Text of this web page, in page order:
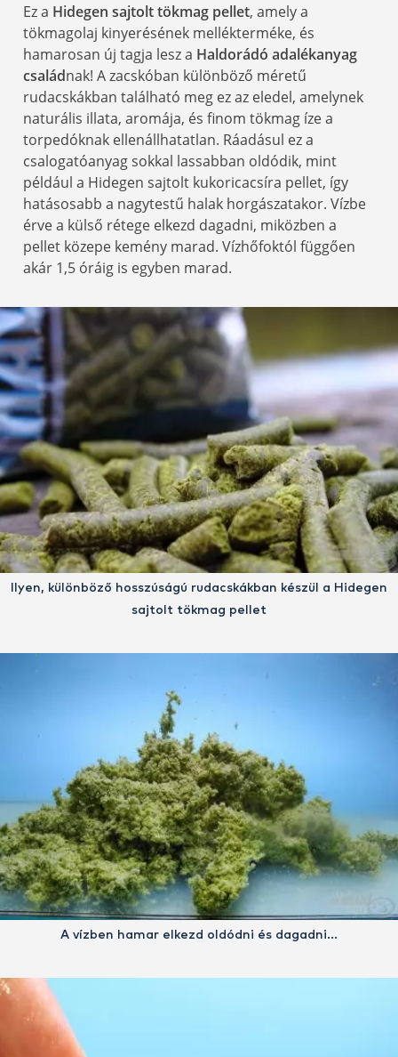
Ez a Hidegen sajtolt tökmag pellet, amely a
tökmagolaj kinyerésének mellékterméke, és
hamarosan új tagja lesz a Haldorádó adalékanyag
családnak! A zacskóban különböző méretű
rudacskákban található meg ez az eledel, amelynek
naturális illata, aromája, és finom tökmag íze a
torpedóknak ellenállhatatlan. Ráadásul ez a
csalogatóanyag sokkal lassabban oldódik, mint
például a Hidegen sajtolt kukoricacsíra pellet, így
hatásosabb a nagytestű halak horgászatakor. Vízbe
érve a külső rétege elkezd dagadni, miközben a
pellet közepe kemény marad. Vízhőfoktól függően
akár 1,5 óráig is egyben marad.
Ilyen, különböző hosszúságú rudacskákban készül a Hidegen
sajtolt tökmag pellet
A vízben hamar elkezd oldódni és dagadni…